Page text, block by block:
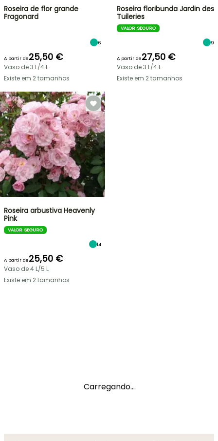
Roseira de flor grande
Fragonard
6
A partir de25,50 €
Vaso de 3 L/4 L
Existe em 2 tamanhos
Roseira floribunda Jardin des
Tuileries
VALOR SEGURO
9
A partir de27,50 €
Vaso de 3 L/4 L
Existe em 2 tamanhos
Roseira arbustiva Heavenly
Pink
VALOR SEGURO
14
A partir de25,50 €
Vaso de 4 L/5 L
Existe em 2 tamanhos
Carregando...